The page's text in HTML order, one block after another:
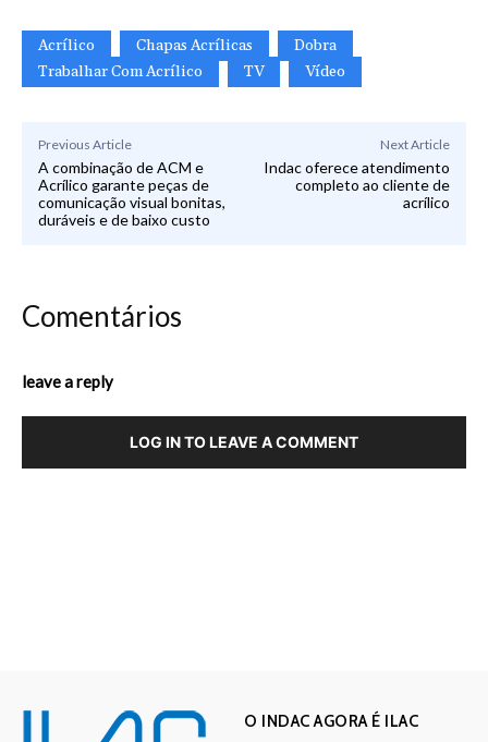
Acrílico Chapas Acrílicas
Dobra
Trabalhar Com Acrílico
TV Vídeo
Previous Article
A combinação de ACM e
Acrílico garante peças de
comunicação visual bonitas,
duráveis e de baixo custo
Next Article
Indac oferece atendimento
completo ao cliente de
acrílico
Comentários
leave a reply
LOG IN TO LEAVE A COMMENT
O INDAC AGORA É ILAC